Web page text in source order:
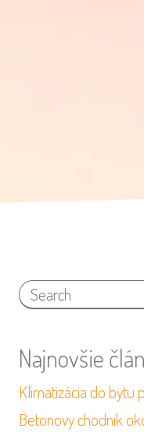
Najnovšie
Klimatizácia do bytu
Betonovy chodnik